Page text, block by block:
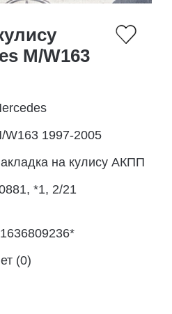
M/W163
W163 1997-2005
на кулису АКПП
*1, 2/21
(0)